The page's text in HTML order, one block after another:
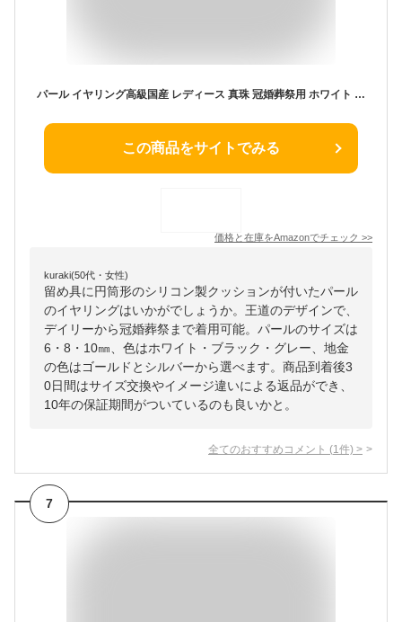
パール イヤリング高級国産 レディース 真珠 冠婚葬祭用 ホワイト 6mm ブランド3年保証
この商品をサイトでみる
価格と在庫をAmazonでチェック >>
kuraki(50代・女性)
留め具に円筒形のシリコン製クッションが付いたパール
のイヤリングはいかがでしょうか。王道のデザインで、
デイリーから冠婚葬祭まで着用可能。パールのサイズは
6・8・10㎜、色はホワイト・ブラック・グレー、地金
の色はゴールドとシルバーから選べます。商品到着後3
0日間はサイズ交換やイメージ違いによる返品ができ、
10年の保証期間がついているのも良いかと。
全てのおすすめコメント (1 件) >
7